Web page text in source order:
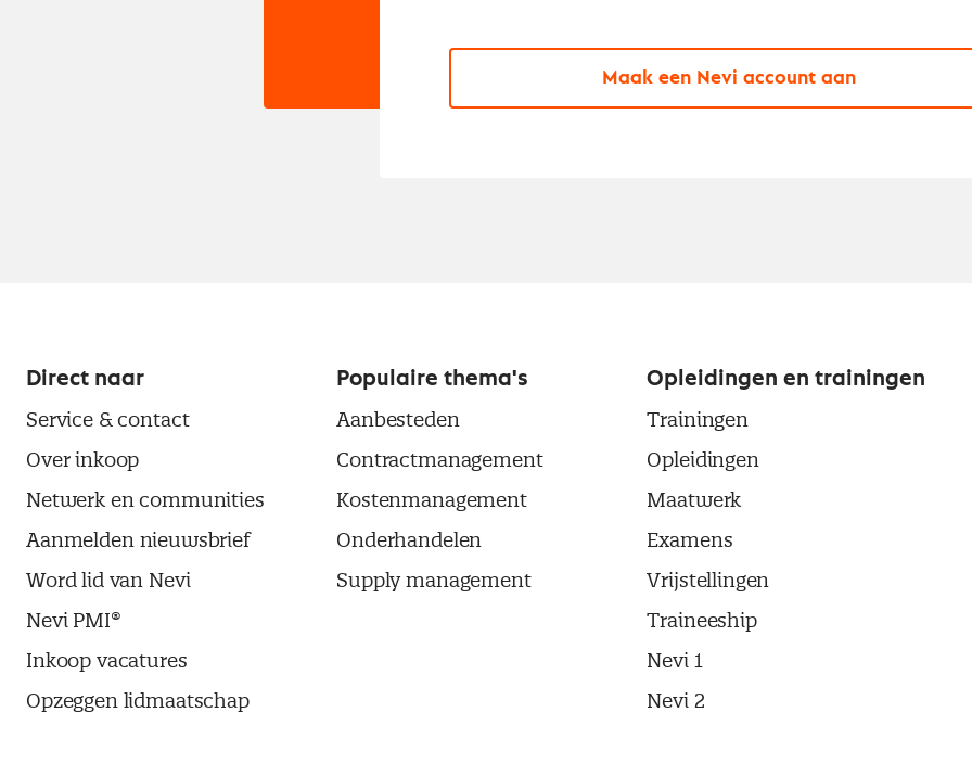
Maak een Nevi account aan
Direct naar
Service & contact
Over inkoop
Netwerk en communities
Aanmelden nieuwsbrief
Word lid van Nevi
Nevi PMI®
Inkoop vacatures
Opzeggen lidmaatschap
Populaire thema's
Aanbesteden
Contractmanagement
Kostenmanagement
Onderhandelen
Supply management
Opleidingen en trainingen
Trainingen
Opleidingen
Maatwerk
Examens
Vrijstellingen
Traineeship
Nevi 1
Nevi 2